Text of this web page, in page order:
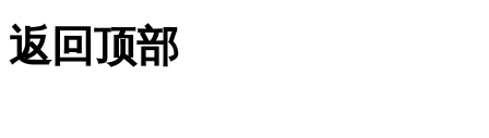
返回顶部